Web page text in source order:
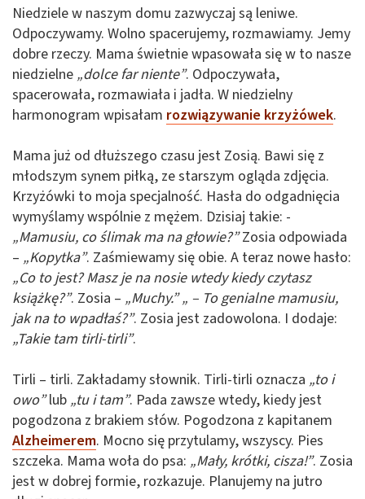
Niedziele w naszym domu zazwyczaj są leniwe.
Odpoczywamy. Wolno spacerujemy, rozmawiamy. Jemy
dobre rzeczy. Mama świetnie wpasowała się w to nasze
niedzielne „dolce far niente”. Odpoczywała,
spacerowała, rozmawiała i jadła. W niedzielny
harmonogram wpisałam rozwiązywanie krzyżówek.
Mama już od dłuższego czasu jest Zosią. Bawi się z
młodszym synem piłką, ze starszym ogląda zdjęcia.
Krzyżówki to moja specjalność. Hasła do odgadnięcia
wymyślamy wspólnie z mężem. Dzisiaj takie: -
„Mamusiu, co ślimak ma na głowie?”Zosia odpowiada
– „Kopytka”. Zaśmiewamy się obie. A teraz nowe hasło:
„Co to jest? Masz je na nosie wtedy kiedy czytasz
książkę?”. Zosia – „Muchy.” „ – To genialne mamusiu,
jak na to wpadłaś?”. Zosia jest zadowolona. I dodaje:
„Takie tam tirli-tirli”.
Tirli – tirli. Zakładamy słownik. Tirli-tirli oznacza „to i
owo”lub „tu i tam”. Pada zawsze wtedy, kiedy jest
pogodzona z brakiem słów. Pogodzona z kapitanem
Alzheimerem. Mocno się przytulamy, wszyscy. Pies
szczeka. Mama woła do psa: „Mały, krótki, cisza!”. Zosia
jest w dobrej formie, rozkazuje. Planujemy na jutro